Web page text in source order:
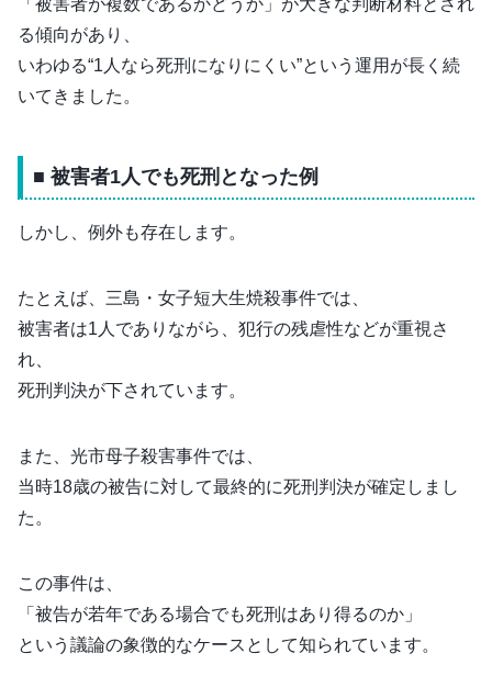
る傾向があり、
いわゆる“1人なら死刑になりにくい”という運用が長く続
いてきました。
■ 被害者1人でも死刑となった例
しかし、例外も存在します。
たとえば、三島・女子短大生焼殺事件では、
被害者は1人でありながら、犯行の残虐性などが重視さ
れ、
死刑判決が下されています。
また、光市母子殺害事件では、
当時18歳の被告に対して最終的に死刑判決が確定しまし
た。
この事件は、
「被告が若年である場合でも死刑はあり得るのか」
という議論の象徴的なケースとして知られています。